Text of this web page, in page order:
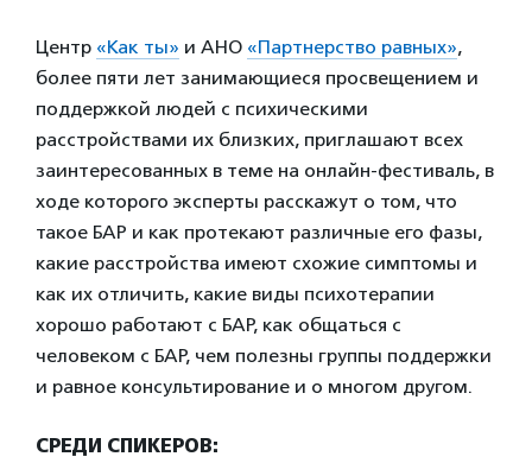
Центр «Как ты» и АНО «Партнерство равных»,
более пяти лет занимающиеся просвещением и
поддержкой людей с психическими
расстройствами их близких, приглашают всех
заинтересованных в теме на онлайн-фестиваль, в
ходе которого эксперты расскажут о том, что
такое БАР и как протекают различные его фазы,
какие расстройства имеют схожие симптомы и
как их отличить, какие виды психотерапии
хорошо работают с БАР, как общаться с
человеком с БАР, чем полезны группы поддержки
и равное консультирование и о многом другом.
СРЕДИ СПИКЕРОВ: